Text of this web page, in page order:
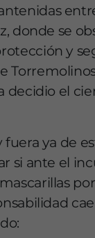
donde se
y
decidio el
fuera ya de
si ante el